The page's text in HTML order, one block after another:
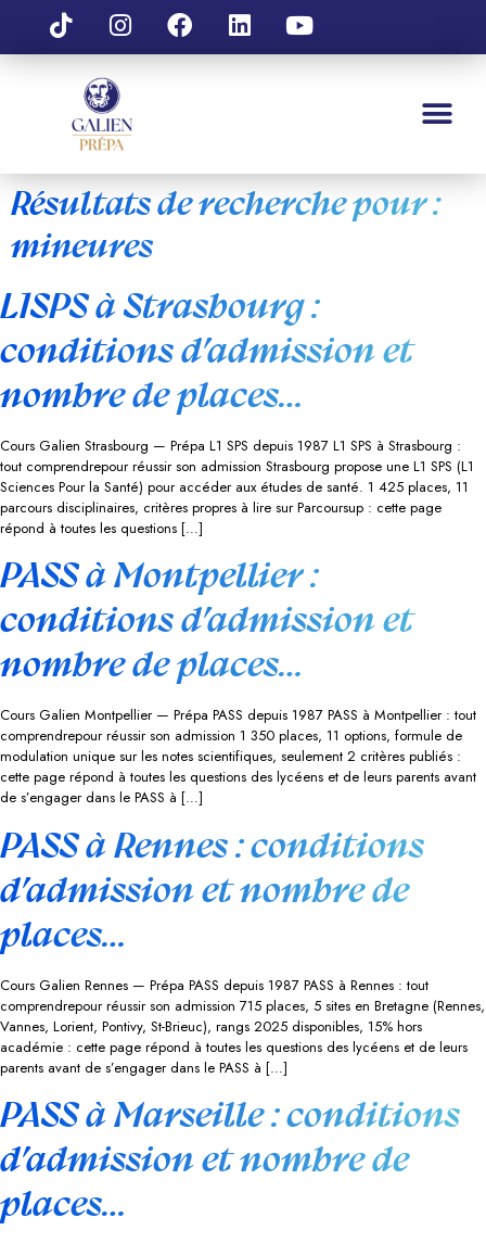
Résultats de recherche pour :
mineures
L1SPS à Strasbourg :
conditions d’admission et
nombre de places…
Cours Galien Strasbourg — Prépa L1 SPS depuis 1987 L1 SPS à Strasbourg :
tout comprendrepour réussir son admission Strasbourg propose une L1 SPS (L1
Sciences Pour la Santé) pour accéder aux études de santé. 1 425 places, 11
parcours disciplinaires, critères propres à lire sur Parcoursup : cette page
répond à toutes les questions […]
PASS à Montpellier :
conditions d’admission et
nombre de places…
Cours Galien Montpellier — Prépa PASS depuis 1987 PASS à Montpellier : tout
comprendrepour réussir son admission 1 350 places, 11 options, formule de
modulation unique sur les notes scientifiques, seulement 2 critères publiés :
cette page répond à toutes les questions des lycéens et de leurs parents avant
de s’engager dans le PASS à […]
PASS à Rennes : conditions
d’admission et nombre de
places…
Cours Galien Rennes — Prépa PASS depuis 1987 PASS à Rennes : tout
comprendrepour réussir son admission 715 places, 5 sites en Bretagne (Rennes,
Vannes, Lorient, Pontivy, St-Brieuc), rangs 2025 disponibles, 15% hors
académie : cette page répond à toutes les questions des lycéens et de leurs
parents avant de s’engager dans le PASS à […]
PASS à Marseille : conditions
d’admission et nombre de
places…